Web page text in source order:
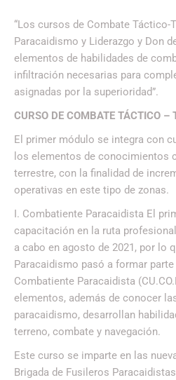
“Los cursos de Combate Táctico-
Paracaidismo y Liderazgo y Don
elementos de habilidades de
infiltración necesarias para
asignadas por la superioridad”.
CURSO DE COMBATE TÁCTICO –
El primer módulo se integra con
los elementos de conocimientos
terrestre, con la finalidad de
operativas en este tipo de zonas.
I. Combatiente Paracaidista El
capacitación en la ruta
a cabo en agosto de 2021, por lo
Paracaidismo pasó a formar parte
Combatiente Paracaidista
elementos, además de conocer
paracaidismo, desarrollan
terreno, combate y navegación.
Este curso se imparte en las
Brigada de Fusileros